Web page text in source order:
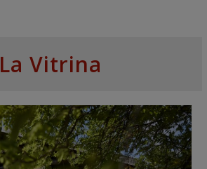
La Vitrina